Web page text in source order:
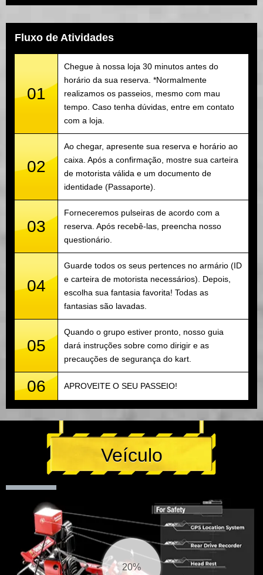
Fluxo de Atividades
01
Chegue à nossa loja 30 minutos antes do
horário da sua reserva. *Normalmente
realizamos os passeios, mesmo com mau
tempo. Caso tenha dúvidas, entre em contato
com a loja.
02
Ao chegar, apresente sua reserva e horário ao
caixa. Após a confirmação, mostre sua carteira
de motorista válida e um documento de
identidade (Passaporte).
03
Forneceremos pulseiras de acordo com a
reserva. Após recebê-las, preencha nosso
questionário.
04
Guarde todos os seus pertences no armário (ID
e carteira de motorista necessários). Depois,
escolha sua fantasia favorita! Todas as
fantasias são lavadas.
05
Quando o grupo estiver pronto, nosso guia
dará instruções sobre como dirigir e as
precauções de segurança do kart.
06 APROVEITE O SEU PASSEIO!
Veículo
21%